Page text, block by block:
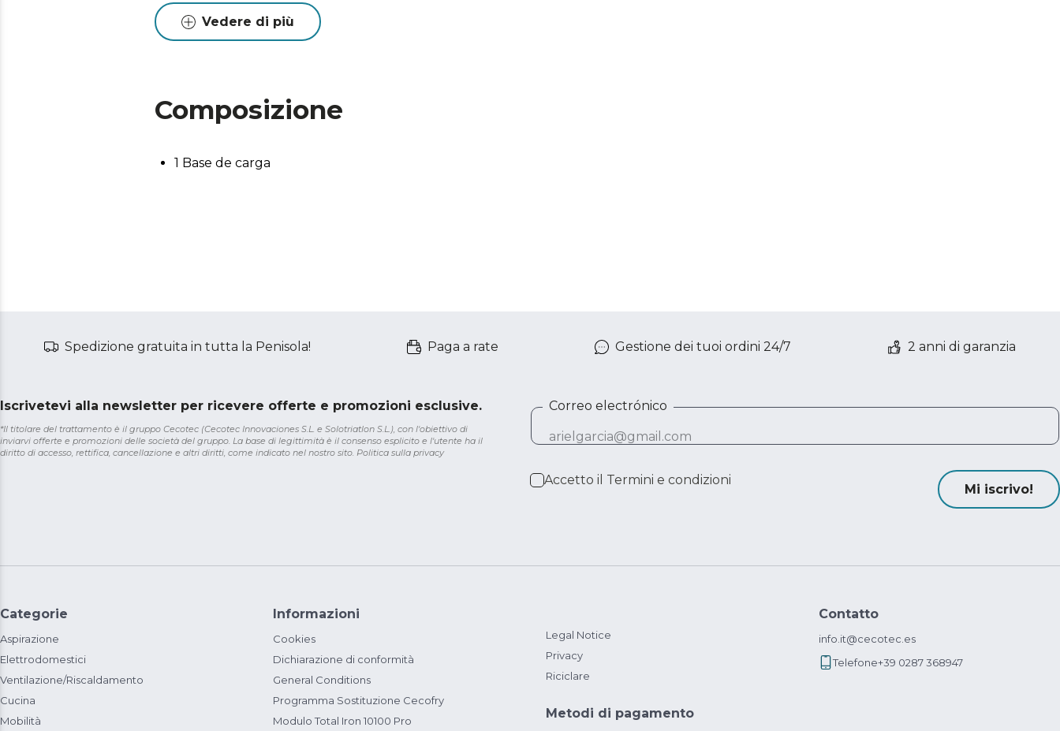
Vedere di più
Composizione
1 Base de carga
Spedizione gratuita in tutta la Penisola! Paga a rate Gestione dei tuoi ordini 24/7 2 anni di garanzia
Iscrivetevi alla newsletter per ricevere offerte e promozioni esclusive.
*Il titolare del trattamento è il gruppo Cecotec (Cecotec Innovaciones S.L. e Solotriatlon S.L.), con l'obiettivo di
inviarvi offerte e promozioni delle società del gruppo. La base di legittimità è il consenso esplicito e l'utente ha il
diritto di accesso, rettifica, cancellazione e altri diritti, come indicato nel nostro sito. Politica sulla privacy
Correo electrónico
Accetto il Termini e condizioni
Mi iscrivo!
Categorie
Aspirazione
Elettrodomestici
Ventilazione/Riscaldamento
Cucina
Mobilità
Informazioni
Cookies
Dichiarazione di conformità
General Conditions
Programma Sostituzione Cecofry
Modulo Total Iron 10100 Pro
Legal Notice
Privacy
Riciclare
Metodi di pagamento
Contatto
info.it@cecotec.es
Telefone+39 0287 368947